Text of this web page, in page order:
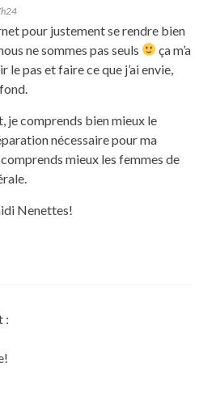
pour justement se rendre bien
ne sommes pas seuls
ça m’a
le pas et faire ce que j’ai envie,
je comprends bien mieux le
nécessaire pour ma
mieux les femmes de
Nenettes!
: